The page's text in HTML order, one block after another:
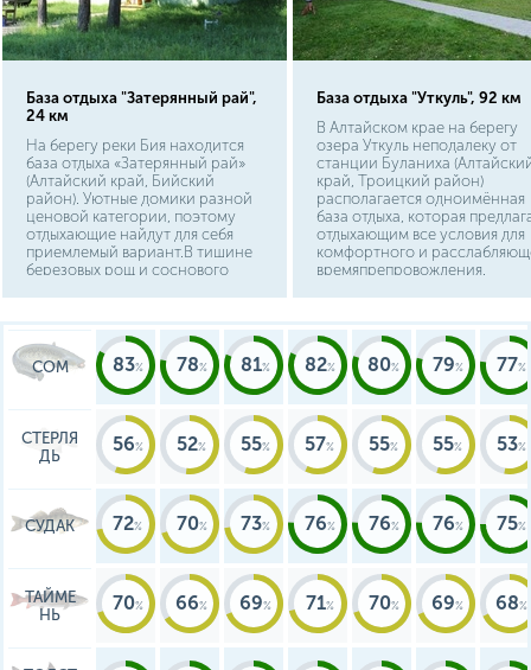
База отдыха "Затерянный рай",
24 км
На берегу реки Бия находится
база отдыха «Затерянный рай»
(Алтайский край, Бийский
район). Уютные домики разной
ценовой категории, поэтому
отдыхающие найдут для себя
приемлемый вариант.В тишине
березовых рощ и соснового
База отдыха "Уткуль", 92 км
В Алтайском крае на берегу
озера Уткуль неподалеку от
станции Буланиха
край, Троицкий район)
располагается одноимённая
база отдыха, которая
отдыхающим все условия для
комфортного и
времяпрепровождения.
благоустроенных домиках с
комфортабельными
двухместными номерами.
СОМ 83 78 81 82 80 79 77
СТЕРЛЯ
ДЬ
56 52 55 57 55 55 53
СУДАК 72 70 73 76 76 76 75
ТАЙМЕ
НЬ
70 66 69 71 70 69 68